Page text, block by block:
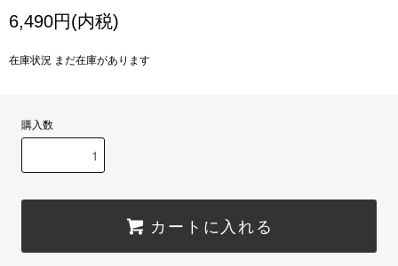
6,490円(内税)
在庫状況 まだ在庫があります
購入数
カートに入れる